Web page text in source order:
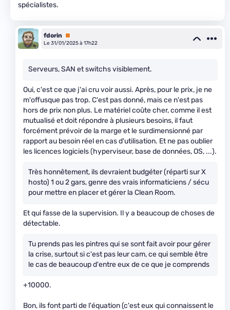
spécialistes.
fdorin
Premium
Le 31/01/2025 à 17h22
Serveurs, SAN et switchs visiblement.
Oui, c'est ce que j'ai cru voir aussi. Après, pour le prix, je ne
m'offusque pas trop. C'est pas donné, mais ce n'est pas
hors de prix non plus. Le matériel coûte cher, comme il est
mutualisé et doit répondre à plusieurs besoins, il faut
forcément prévoir de la marge et le surdimensionné par
rapport au besoin réel en cas d'utilisation. Et ne pas oublier
les licences logiciels (hyperviseur, base de données, OS, ...).
Très honnêtement, ils devraient budgéter (réparti sur X
hosto) 1 ou 2 gars, genre des vrais informaticiens / sécu
pour mettre en placer et gérer la Clean Room.
Et qui fasse de la supervision. Il y a beaucoup de choses de
détectable.
Tu prends pas les pintres qui se sont fait avoir pour gérer
la crise, surtout si c'est pas leur cam, ce qui semble être
le cas de beaucoup d'entre eux de ce que je comprends
+10000.
Bon, ils font parti de l'équation (c'est eux qui connaissent le